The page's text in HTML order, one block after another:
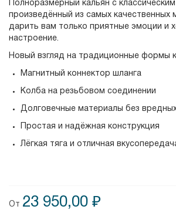
Полноразмерный кальян с
произведённый из самых качественных
дарить вам только приятные эмоции и
настроение.
Новый взгляд на традиционные формы
Магнитный коннектор шланга
Колба на резьбовом соединении
Долговечные материалы без
Простая и надёжная конструкция
Лёгкая тяга и отличная
От 23 950,00 ₽